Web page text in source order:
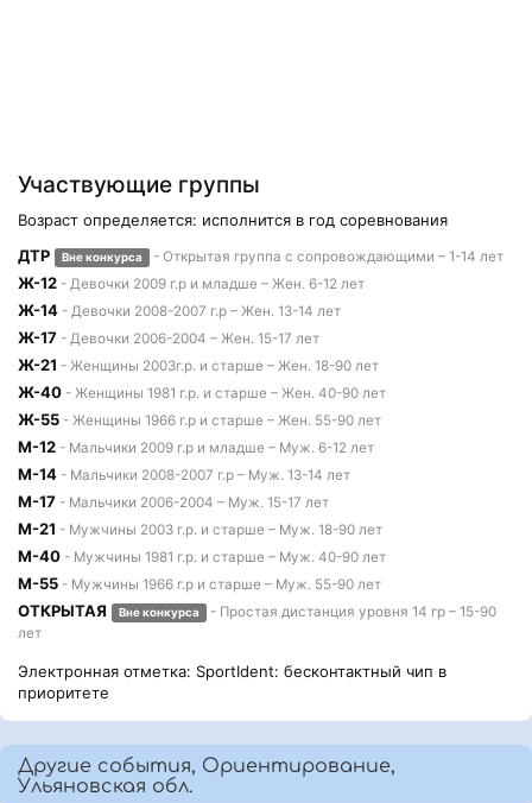
Участвующие группы
Возраст определяется: исполнится в год соревнования
ДТР
Вне конкурса - Открытая группа с сопровождающими – 1-14 лет
Ж-12 - Девочки 2009 г.р и младше – Жен. 6-12 лет
Ж-14 - Девочки 2008-2007 г.р – Жен. 13-14 лет
Ж-17 - Девочки 2006-2004 – Жен. 15-17 лет
Ж-21 - Женщины 2003г.р. и старше – Жен. 18-90 лет
Ж-40 - Женщины 1981 г.р. и старше – Жен. 40-90 лет
Ж-55 - Женщины 1966 г.р и старше – Жен. 55-90 лет
М-12 - Мальчики 2009 г.р и младше – Муж. 6-12 лет
М-14 - Мальчики 2008-2007 г.р – Муж. 13-14 лет
М-17 - Мальчики 2006-2004 – Муж. 15-17 лет
М-21 - Мужчины 2003 г.р. и старше – Муж. 18-90 лет
М-40 - Мужчины 1981 г.р. и старше – Муж. 40-90 лет
М-55 - Мужчины 1966 г.р и старше – Муж. 55-90 лет
ОТКРЫТАЯ Вне конкурса
- Простая дистанция уровня 14 гр – 15-90
лет
Электронная отметка: SportIdent: бесконтактный чип в
приоритете
Другие события, Ориентирование,
Ульяновская обл.